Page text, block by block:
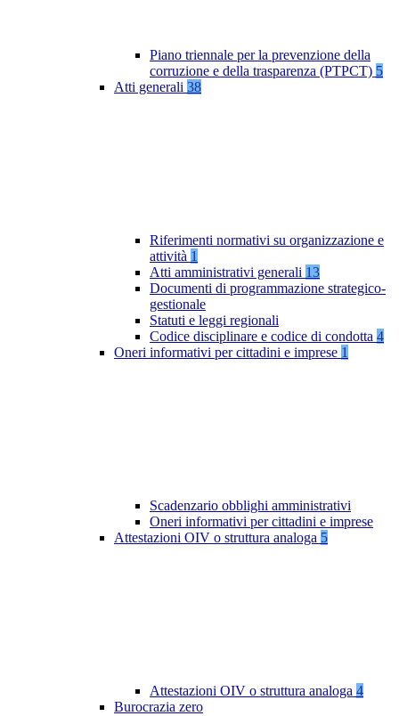
Piano triennale per la prevenzione della
corruzione e della trasparenza (PTPCT) 5
Atti generali 38
Riferimenti normativi su organizzazione e
attività 1
Atti amministrativi generali 13
Documenti di programmazione strategico-
gestionale
Statuti e leggi regionali
Codice disciplinare e codice di condotta 4
Oneri informativi per cittadini e imprese 1
Scadenzario obblighi amministrativi
Oneri informativi per cittadini e imprese
Attestazioni OIV o struttura analoga 5
Attestazioni OIV o struttura analoga 4
Burocrazia zero